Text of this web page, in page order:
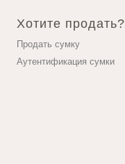
Хотите продать?
Продать сумку
Аутентификация сумки